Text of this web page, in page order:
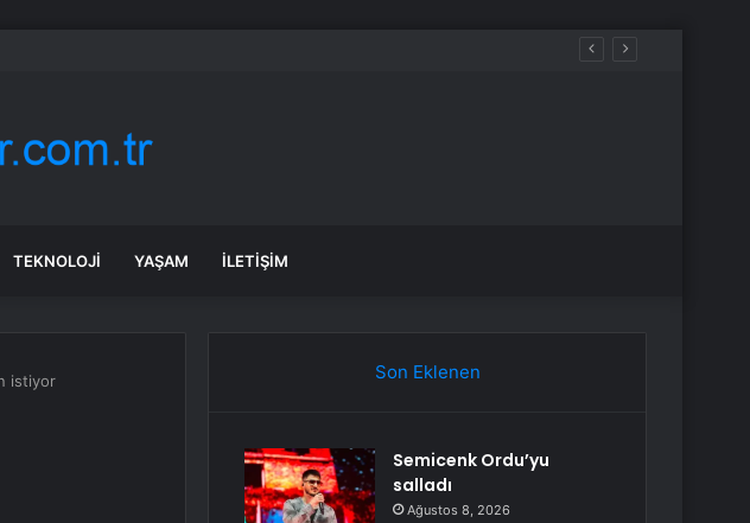
TEKNOLOJI YAŞAM İLETIŞIM
istiyor Son Eklenen
Semicenk Ordu’yu
salladı
Ağustos 8, 2026